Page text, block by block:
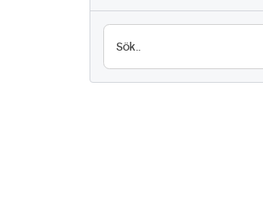
Hög ljusstyrka
0
Dammtät (IP65)
16